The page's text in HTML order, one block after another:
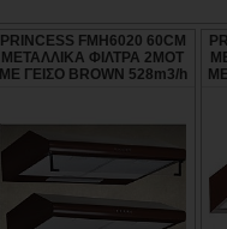
PRINCESS FMH6020 60CM
ΜΕΤΑΛΛΙΚΑ ΦΙΛΤΡΑ 2ΜΟΤ
ΜΕ ΓΕΙΣΟ BROWN 528m3/h